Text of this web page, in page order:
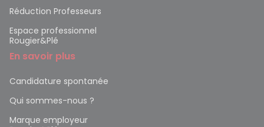
Réduction Professeurs
Espace professionnel
Rougier&Plé
En savoir plus
Candidature spontanée
Qui sommes-nous ?
Marque employeur